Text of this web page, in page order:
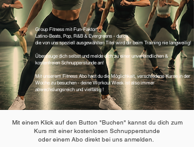
Group Fitness mit Fun-Faktor!
Latino-Beats, Pop, R&B & Evergreens - durch
die von uns speziell ausgewählten Titel wird dir beim Training nie langweilig!
Überzeuge dich selbst und melde dich zu einer unverbindlichen &
kostenfreien Schnupperstunde an!
Mit unserem Fitness Abo hast du die Möglichkeit, verschiedene Kurse in der
Woche zu besuchen - deine Workout Week ist also immer
abwechslungsreich und vielfältig !
Mit einem Klick auf den Button "Buchen" kannst du dich zum
Kurs mit einer kostenlosen Schnupperstunde
oder einem Abo direkt bei uns anmelden.